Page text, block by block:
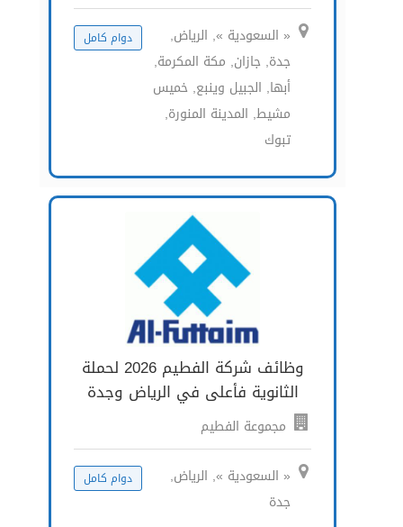
« السعودية », الرياض,
جدة, جازان, مكة المكرمة,
أبها, الجبيل وينبع, خميس
مشيط, المدينة المنورة,
تبوك
دوام كامل
وظائف شركة الفطيم 2026 لحملة
الثانوية فأعلى في الرياض وجدة
مجموعة الفطيم
« السعودية », الرياض,
جدة
دوام كامل